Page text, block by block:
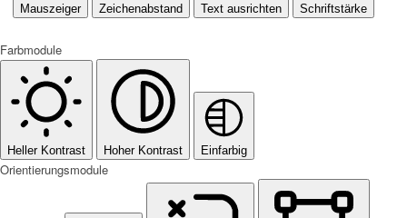
Mauszeiger Zeichenabstand Text ausrichten Schriftstärke
Farbmodule
Heller Kontrast Hoher Kontrast Einfarbig
Orientierungsmodule